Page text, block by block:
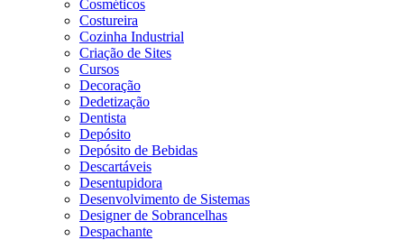
Cosméticos
Costureira
Cozinha Industrial
Criação de Sites
Cursos
Decoração
Dedetização
Dentista
Depósito
Depósito de Bebidas
Descartáveis
Desentupidora
Desenvolvimento de Sistemas
Designer de Sobrancelhas
Despachante